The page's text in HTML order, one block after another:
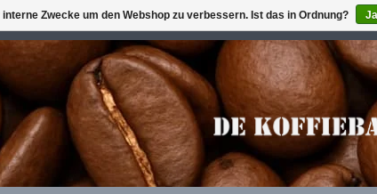
LEVERING VOLGENDE WERKDAG !!!
Zwecke um den Webshop zu verbessern. Ist das in Ordnung? Ja